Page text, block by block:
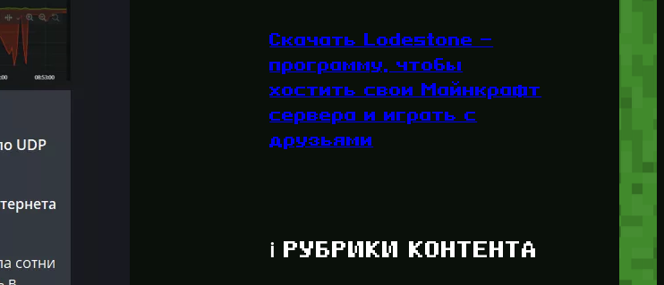
Скачать Lodestone —
программу, чтобы
хостить свои Майнкрафт
сервера и играть с
друзьями
ℹ️ РУБРИКИ КОНТЕНТА